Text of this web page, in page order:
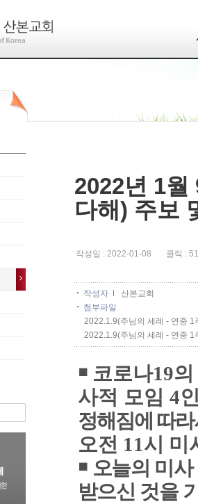
2022년 1월
다해) 주보
작성일 : 2022-01-08 클릭 :
작성자
산본교회
첨부파일
2022.1.9(주님의 세례 - 연중 1
2022.1.9(주님의 세례 - 연중 1
￭ 코로나19
사적 모임 4
정해짐에 따
오전 11시 미
￭ 오늘의 미
받으신 것을